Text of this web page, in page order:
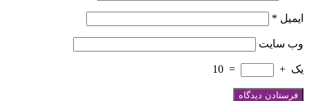
ایمیل *
وب‌ سایت
یک +
=
10